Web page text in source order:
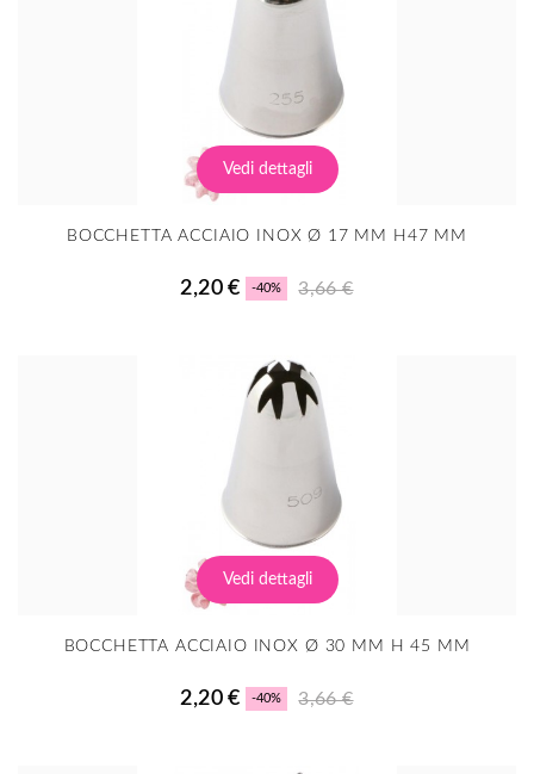
Vedi dettagli
BOCCHETTA ACCIAIO INOX Ø 17 MM H47 MM
2,20 € -40% 3,66 €
Vedi dettagli
BOCCHETTA ACCIAIO INOX Ø 30 MM H 45 MM
2,20 € -40% 3,66 €